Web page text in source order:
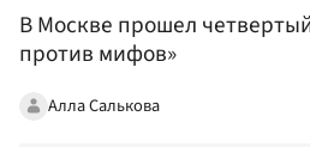
В Москве прошел
против мифов»
Алла Салькова